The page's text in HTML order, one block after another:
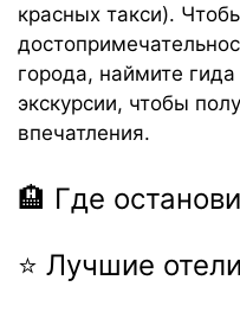
красных такси).
города, наймите
экскурсии, чтобы
впечатления.
🏨 Где
⭐ Лучшие